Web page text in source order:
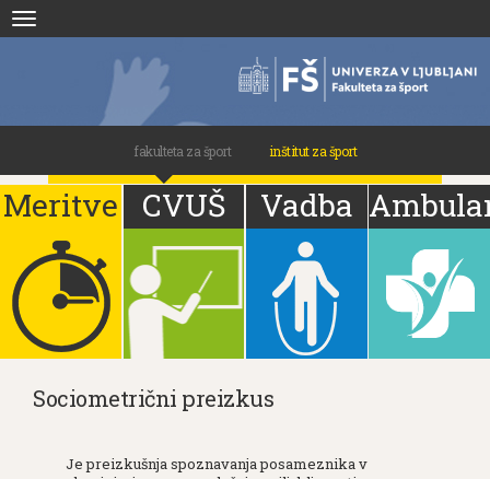
navigation
fakulteta za šport inštitut za šport
Meritve CVUŠ Vadba
Sociometrični preizkus
Je preizkušnja spoznavanja posameznika v